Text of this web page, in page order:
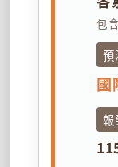
包
預
國
報